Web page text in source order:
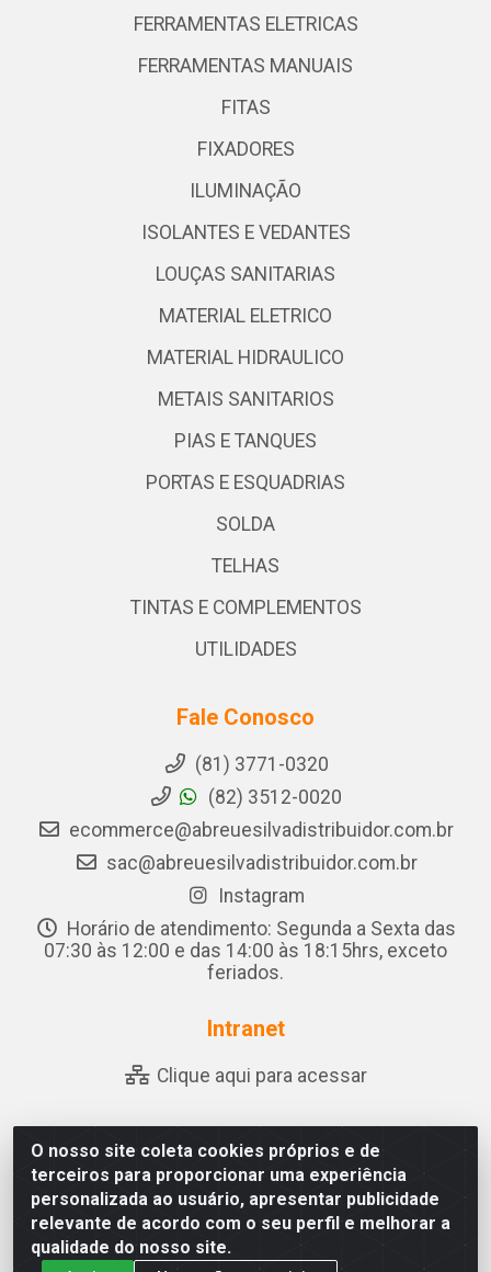
O nosso site coleta cookies próprios e de
terceiros para proporcionar uma experiência
personalizada ao usuário, apresentar publicidade
relevante de acordo com o seu perfil e melhorar a
qualidade do nosso site.
FERRAMENTAS ELETRICAS
FERRAMENTAS MANUAIS
FITAS
FIXADORES
ILUMINAÇÃO
ISOLANTES E VEDANTES
LOUÇAS SANITARIAS
MATERIAL ELETRICO
MATERIAL HIDRAULICO
METAIS SANITARIOS
PIAS E TANQUES
PORTAS E ESQUADRIAS
SOLDA
TELHAS
TINTAS E COMPLEMENTOS
UTILIDADES
Fale Conosco
(81) 3771-0320
(82) 3512-0020
ecommerce@abreuesilvadistribuidor.com.br
sac@abreuesilvadistribuidor.com.br
Instagram
Horário de atendimento: Segunda a Sexta das
07:30 às 12:00 e das 14:00 às 18:15hrs, exceto
feriados.
Intranet
Clique aqui para acessar
Abreu & Silva - Rua Padre Jose de Souza Leite, 265 - Ariado,
Olho D'Água das Flores/AL - CEP 57.442-000 - CNPJ
04.790.656/0001-06